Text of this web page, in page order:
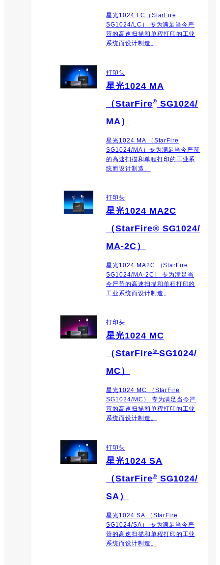
星光1024 LC（StarFire
SG1024/LC） 专为满足当今严
苛的高速扫描和单程打印的工业
系统而设计制造。
打印头
星光1024 MA
（StarFire®SG1024/
MA）
星光1024 MA （StarFire
SG1024/MA）专为满足当今严苛
的高速扫描和单程打印的工业系
统而设计制造。
打印头
星光1024 MA2C
（StarFire® SG1024/
MA-2C）
星光1024 MA2C （StarFire
SG1024/MA-2C） 专为满足当
今严苛的高速扫描和单程打印的
工业系统而设计制造。
打印头
星光1024 MC
（StarFire® SG1024/
MC）
星光1024 MC （StarFire
SG1024/MC） 专为满足当今严
苛的高速扫描和单程打印的工业
系统而设计制造。
打印头
星光1024 SA
（StarFire®SG1024/
SA）
星光1024 SA （StarFire
SG1024/SA） 专为满足当今严
苛的高速扫描和单程打印的工业
系统而设计制造。